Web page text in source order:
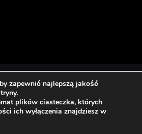
zapewnić najlepszą jakość
plików ciasteczka, których
ich wyłączenia znajdziesz w